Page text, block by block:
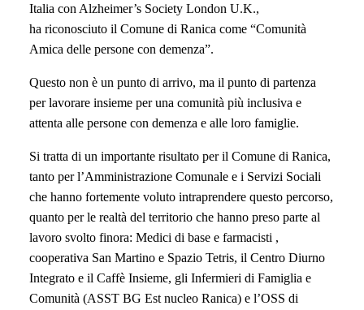
Italia con Alzheimer’s Society London U.K.,
ha riconosciuto il Comune di Ranica come “Comunità
Amica delle persone con demenza”.
Questo non è un punto di arrivo, ma il punto di partenza
per lavorare insieme per una comunità più inclusiva e
attenta alle persone con demenza e alle loro famiglie.
Si tratta di un importante risultato per il Comune di Ranica,
tanto per l’Amministrazione Comunale e i Servizi Sociali
che hanno fortemente voluto intraprendere questo percorso,
quanto per le realtà del territorio che hanno preso parte al
lavoro svolto finora: Medici di base e farmacisti ,
cooperativa San Martino e Spazio Tetris, il Centro Diurno
Integrato e il Caffè Insieme, gli Infermieri di Famiglia e
Comunità (ASST BG Est nucleo Ranica) e l’OSS di